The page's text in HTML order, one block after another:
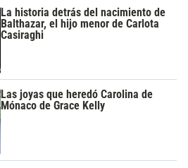
La historia detrás del nacimiento de
Balthazar, el hijo menor de Carlota
Casiraghi
Las joyas que heredó Carolina de
Mónaco de Grace Kelly